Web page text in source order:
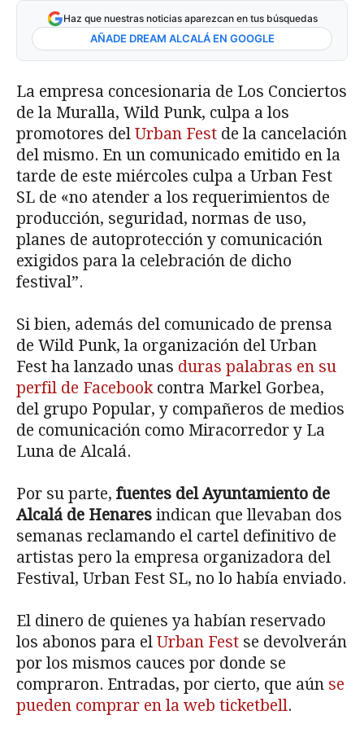
Haz que nuestras noticias aparezcan en tus búsquedas
AÑADE DREAM ALCALÁ EN GOOGLE
La empresa concesionaria de Los Conciertos
de la Muralla, Wild Punk, culpa a los
promotores del Urban Fest de la cancelación
del mismo. En un comunicado emitido en la
tarde de este miércoles culpa a Urban Fest
SL de «no atender a los requerimientos de
producción, seguridad, normas de uso,
planes de autoprotección y comunicación
exigidos para la celebración de dicho
festival”.
Si bien, además del comunicado de prensa
de Wild Punk, la organización del Urban
Fest ha lanzado unas duras palabras en su
perfil de Facebookcontra Markel Gorbea,
del grupo Popular, y compañeros de medios
de comunicación como Miracorredor y La
Luna de Alcalá.
Por su parte, fuentes del Ayuntamiento de
Alcalá de Henares indican que llevaban dos
semanas reclamando el cartel definitivo de
artistas pero la empresa organizadora del
Festival, Urban Fest SL, no lo había enviado.
El dinero de quienes ya habían reservado
los abonos para el Urban Fest se devolverán
por los mismos cauces por donde se
compraron. Entradas, por cierto, que aún se
pueden comprar en la web ticketbell.